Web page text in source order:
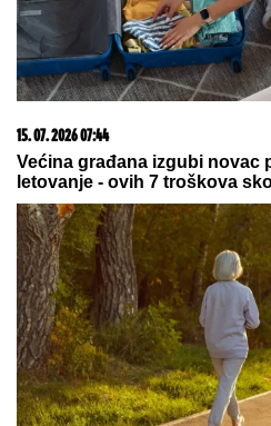
15. 07. 2026 07:44
Većina građana izgubi novac
letovanje - ovih 7 troškova